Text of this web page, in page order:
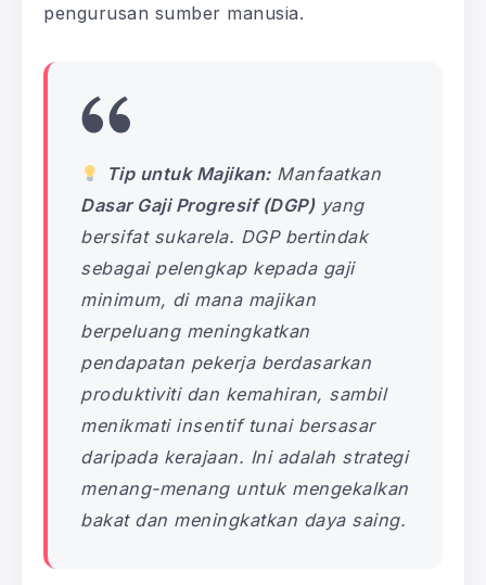
pengurusan sumber manusia.
Tip untuk Majikan:Manfaatkan
Dasar Gaji Progresif (DGP)yang
bersifat sukarela. DGP bertindak
sebagai pelengkap kepada gaji
minimum, di mana majikan
berpeluang meningkatkan
pendapatan pekerja berdasarkan
produktiviti dan kemahiran, sambil
menikmati insentif tunai bersasar
daripada kerajaan. Ini adalah strategi
menang-menang untuk mengekalkan
bakat dan meningkatkan daya saing.